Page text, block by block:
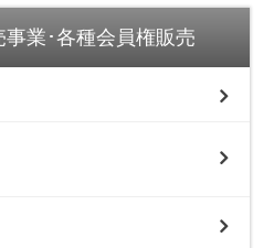
業･各種会員権販売